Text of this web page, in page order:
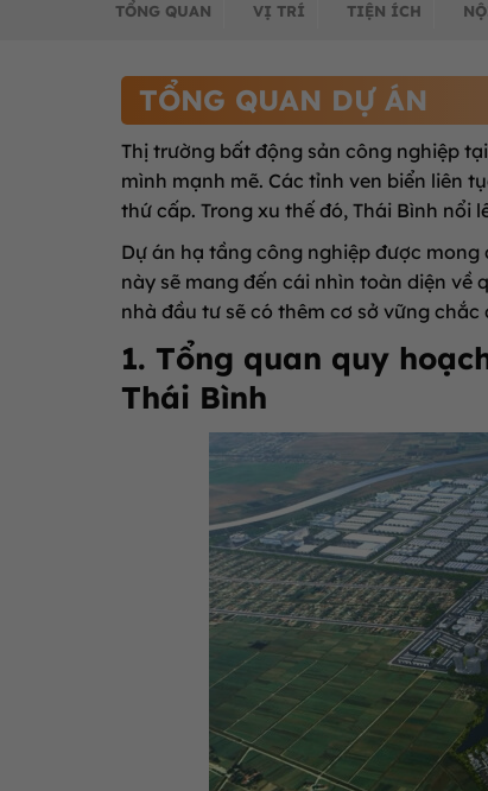
TỔNG QUAN VỊ TRÍ TIỆN ÍCH
TỔNG QUAN DỰ ÁN
Thị trường bất động sản công nghiệp
mình mạnh mẽ. Các tỉnh ven biển liên
thứ cấp. Trong xu thế đó, Thái Bình
Dự án hạ tầng công nghiệp được
này sẽ mang đến cái nhìn toàn diện về
nhà đầu tư sẽ có thêm cơ sở vững
1. Tổng quan quy
Thái Bình